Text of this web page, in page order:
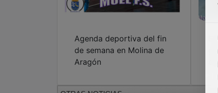
Agenda deportiva del fin
de semana en Molina de
Aragón